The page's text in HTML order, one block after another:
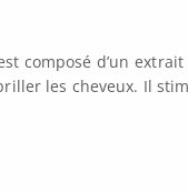
composé d’un
les cheveux. Il